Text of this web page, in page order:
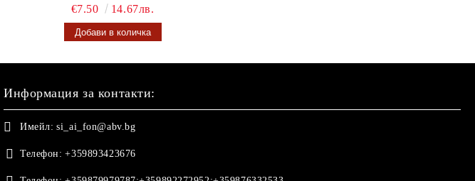
€7.50
14.67лв.
Информация за контакти:
Имейл: si_ai_fon@abv.bg
Телефон: +359893423676